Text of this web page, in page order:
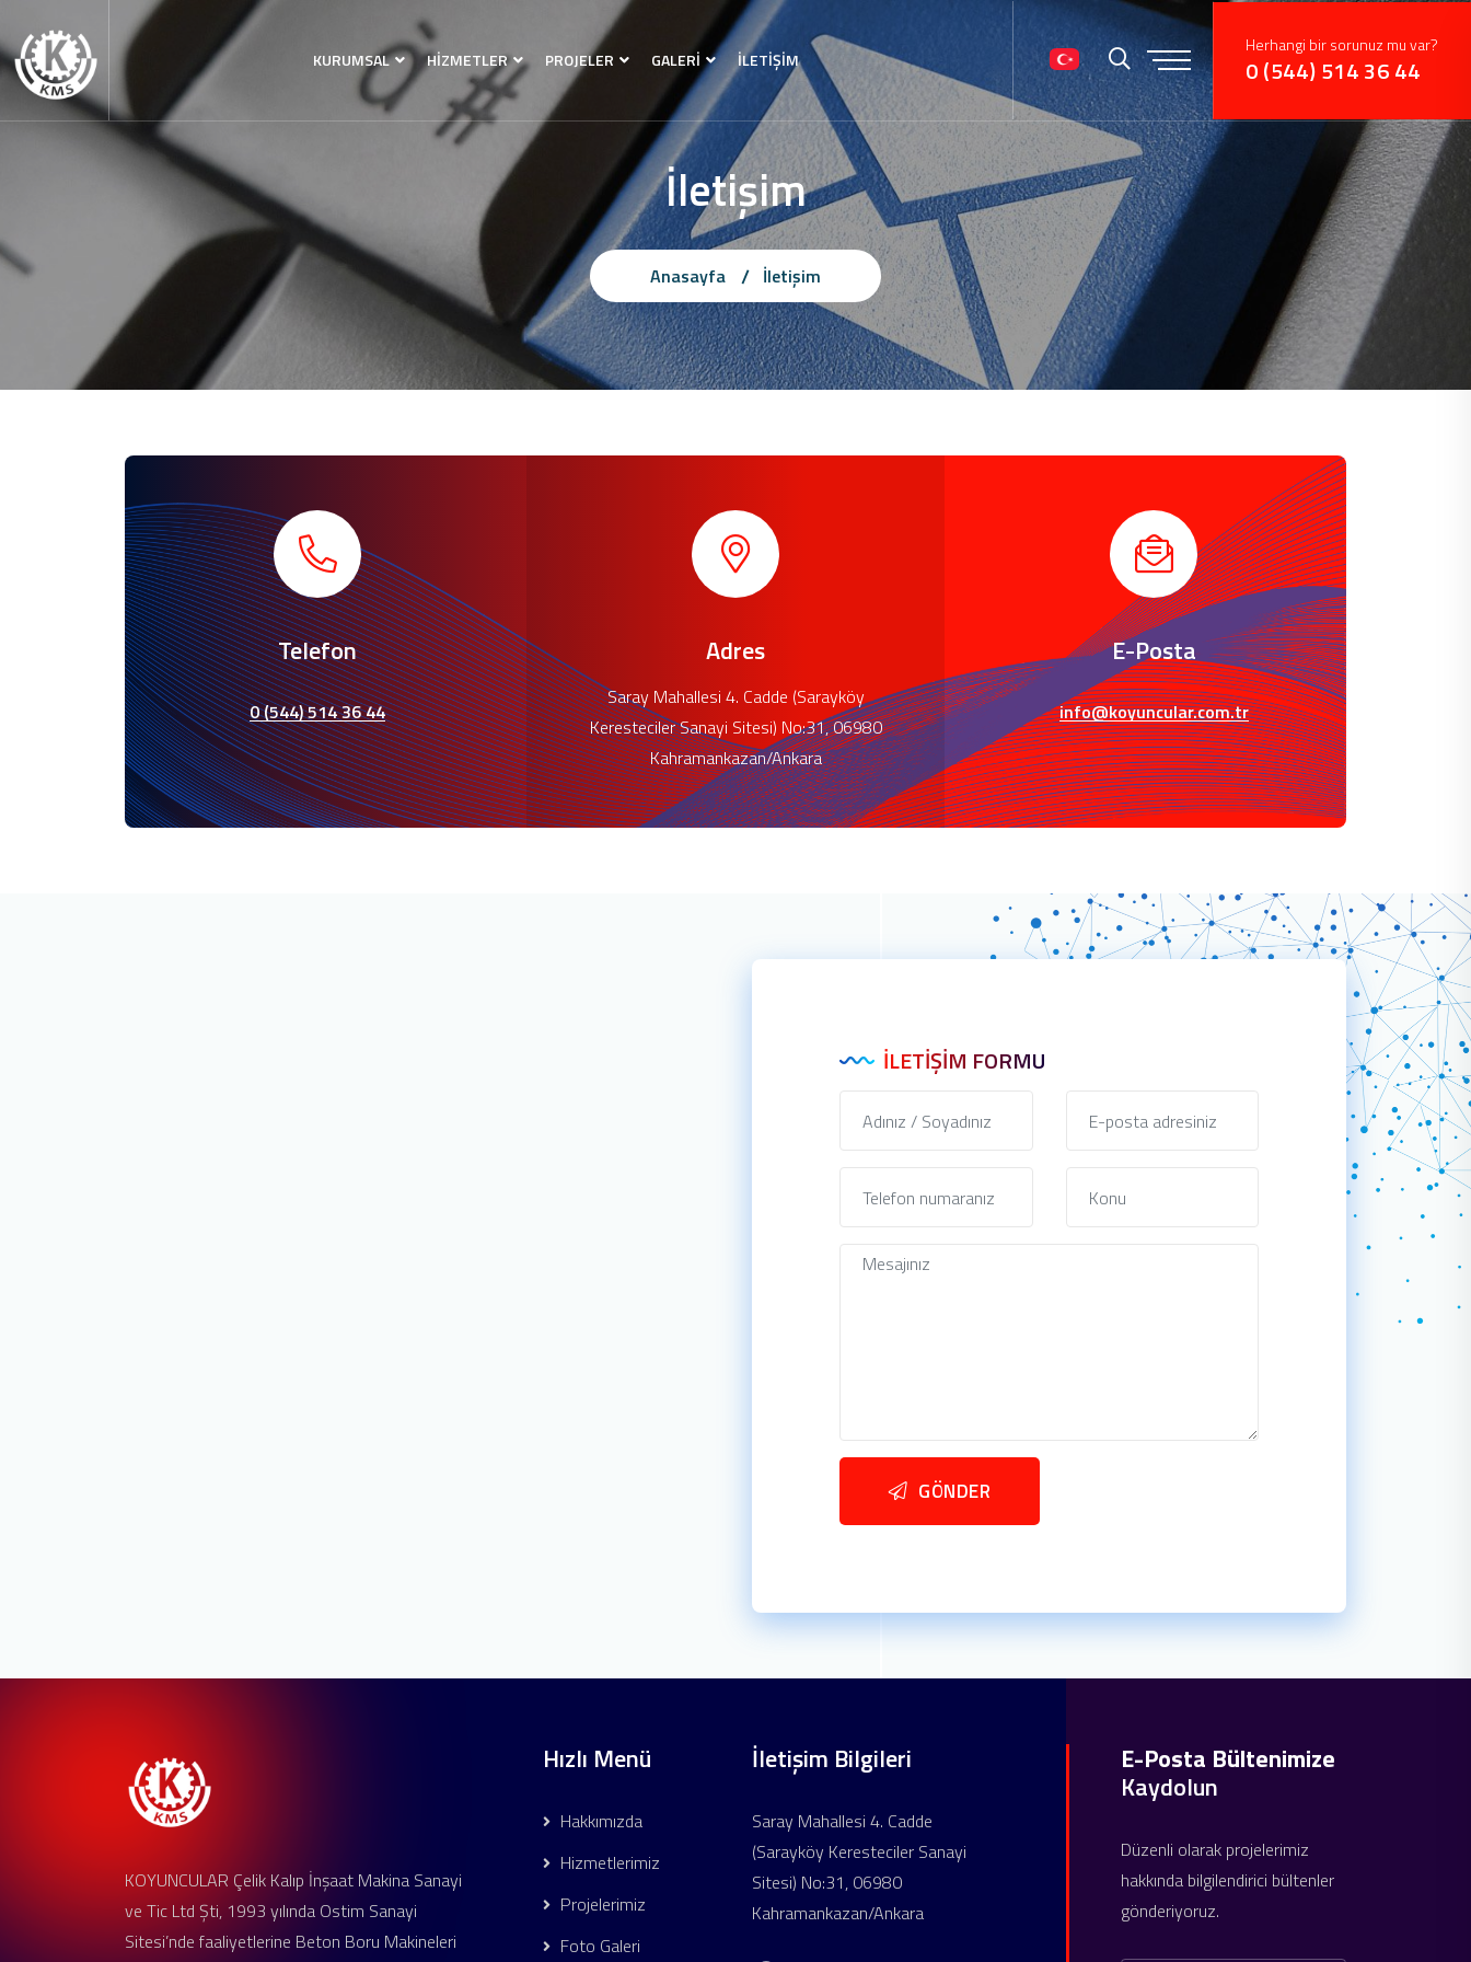
KURUMSAL HİZMETLER PROJELER GALERİ İLETİŞİM
Herhangi bir sorunuz mu var?
0 (544) 514 36 44
İletişim
Anasayfa İletişim
Telefon
0 (544) 514 36 44
Adres
Saray Mahallesi 4. Cadde (Sarayköy
Keresteciler Sanayi Sitesi) No:31, 06980
Kahramankazan/Ankara
E-Posta
info@koyuncular.com.tr
İLETIŞIM FORMU
GÖNDER
KOYUNCULAR Çelik Kalıp İnşaat Makina Sanayi
ve Tic Ltd Şti, 1993 yılında Ostim Sanayi
Sitesi’nde faaliyetlerine Beton Boru Makineleri
Hızlı Menü
Hakkımızda
Hizmetlerimiz
Projelerimiz
Foto Galeri
İletişim Bilgileri
Saray Mahallesi 4. Cadde
(Sarayköy Keresteciler Sanayi
Sitesi) No:31, 06980
Kahramankazan/Ankara
E-Posta Bültenimize
Kaydolun
Düzenli olarak projelerimiz
hakkında bilgilendirici bültenler
gönderiyoruz.